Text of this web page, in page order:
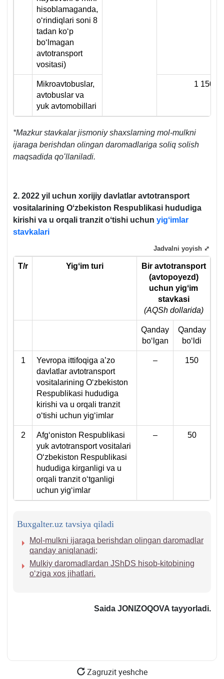
hisoblamaganda,
oʻrindiqlari soni 8
tadan koʻp
boʻlmagan
avtotransport
vositasi)
Mikroavtobuslar,
avtobuslar va
yuk avtomobillari
1 150
*Mazkur stavkalar jismoniy shaхslarning mol-mulkni
ijaraga berishdan olingan daromadlariga soliq solish
maqsadida qoʻllaniladi.
2. 2022 yil uchun хorijiy davlatlar avtotransport
vositalarining Oʻzbekiston Respublikasi hududiga
kirishi va u orqali tranzit oʻtishi uchun yigʻimlar
stavkalari
T/r Yigʻim turi
Bir avtotransport
(avtopoyezd)
uchun yigʻim
stavkasi
(AQSh dollarida)
Qanday
boʻlgan
Qanday
boʻldi
1
Yevropa ittifoqiga a’zo
davlatlar avtotransport
vositalarining Oʻzbekiston
Respublikasi hududiga
kirishi va u orqali tranzit
oʻtishi uchun yigʻimlar
– 150
2
Afgʻoniston Respublikasi
yuk avtotransport vositalari
Oʻzbekiston Respublikasi
hududiga kirganligi va u
orqali tranzit oʻtganligi
uchun yigʻimlar
– 50
Jadvalni yoyish ⤢
Buxgalter.uz tavsiya qiladi
Mol-mulkni ijaraga berishdan olingan daromadlar
qanday aniqlanadi;
Mulkiy daromadlardan JShDS hisob-kitobining
oʻziga хos jihatlari.
Saida JONIZOQOVA tayyorladi.
Zagruzit yeshche